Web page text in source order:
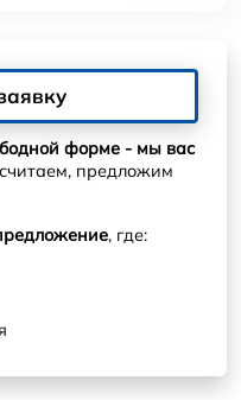
форме - мы вас
предложим
, где: